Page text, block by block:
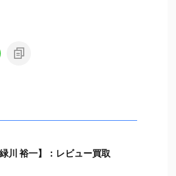
川 裕一】：レビュー買取